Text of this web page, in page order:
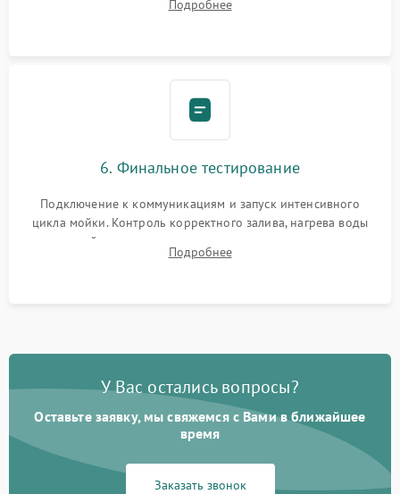
сборка корпуса и установка датчика поплавка.
Подробнее
6. Финальное тестирование
Подключение к коммуникациям и запуск интенсивного
цикла мойки. Контроль корректного залива, нагрева воды
до нужной температуры, отсутствия посторонних шумов,
штатного слива и абсолютной сухости в поддоне.
Подробнее
У Вас остались вопросы?
Оставьте заявку, мы свяжемся с Вами в ближайшее
время
Заказать звонок